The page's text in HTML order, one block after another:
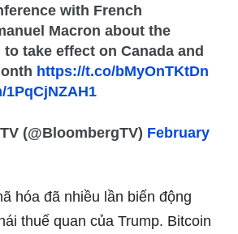
with French
Macron about the
take effect on Canada and
https://t.co/bMyOnTKtDn
(@BloombergTV) February
hóa đã nhiều lần biến động
thuế quan của Trump. Bitcoin